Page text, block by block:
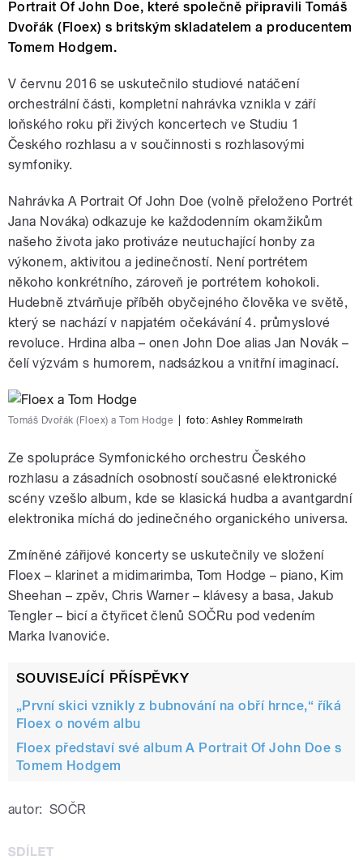
Portrait Of John Doe, které společně připravili Tomáš
Dvořák (Floex) s britským skladatelem a producentem
Tomem Hodgem.
V červnu 2016 se uskutečnilo studiové natáčení
orchestrální části, kompletní nahrávka vznikla v září
loňského roku při živých koncertech ve Studiu 1
Českého rozhlasu a v součinnosti s rozhlasovými
symfoniky.
Nahrávka A Portrait Of John Doe (volně přeloženo Portrét
Jana Nováka) odkazuje ke každodenním okamžikům
našeho života jako protiváze neutuchající honby za
výkonem, aktivitou a jedinečností. Není portrétem
někoho konkrétního, zároveň je portrétem kohokoli.
Hudebně ztvárňuje příběh obyčejného člověka ve světě,
který se nachází v napjatém očekávání 4. průmyslové
revoluce. Hrdina alba – onen John Doe alias Jan Novák –
čelí výzvám s humorem, nadsázkou a vnitřní imaginací.
Tomáš Dvořák (Floex) a Tom Hodge foto: Ashley Rommelrath
Ze spolupráce Symfonického orchestru Českého
rozhlasu a zásadních osobností současné elektronické
scény vzešlo album, kde se klasická hudba a avantgardní
elektronika míchá do jedinečného organického universa.
Zmíněné zářijové koncerty se uskutečnily ve složení
Floex – klarinet a midimarimba, Tom Hodge – piano, Kim
Sheehan – zpěv, Chris Warner – klávesy a basa, Jakub
Tengler – bicí a čtyřicet členů SOČRu pod vedením
Marka Ivanoviće.
SOUVISEJÍCÍ PŘÍSPĚVKY
„První skici vznikly z bubnování na obří hrnce,“ říká
Floex o novém albu
Floex představí své album A Portrait Of John Doe s
Tomem Hodgem
autor: SOČR